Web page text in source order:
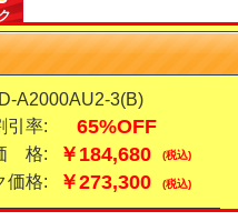
A2000AU2-3(B)
率:
65%OFF
格: ￥184,680 (税込)
価格: ￥273,300 (税込)